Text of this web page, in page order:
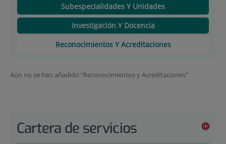
Subespecialidades Y Unidades
Investigación Y Docencia
Reconocimientos Y Acreditaciones
Aún no se han añadido "Reconocimientos y Acreditaciones"
Cartera de servicios